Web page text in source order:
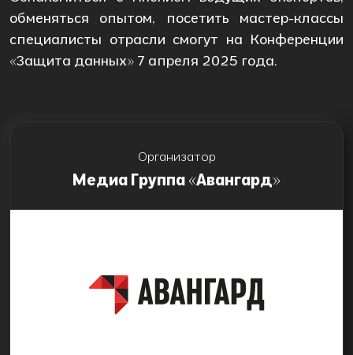
обменяться опытом, посетить мастер-классы
специалисты отрасли смогут на Конференции
«Защита данных» 7 апреля 2025 года.
Организатор
Медиа Группа «Авангард»